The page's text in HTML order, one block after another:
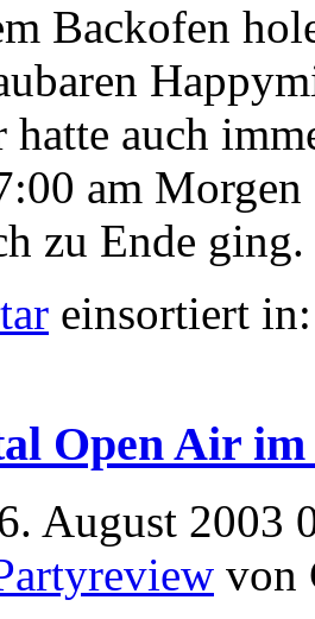
Backofen
auch
am
zu Ende ging.
einsortiert
Open Air
August 2003
von